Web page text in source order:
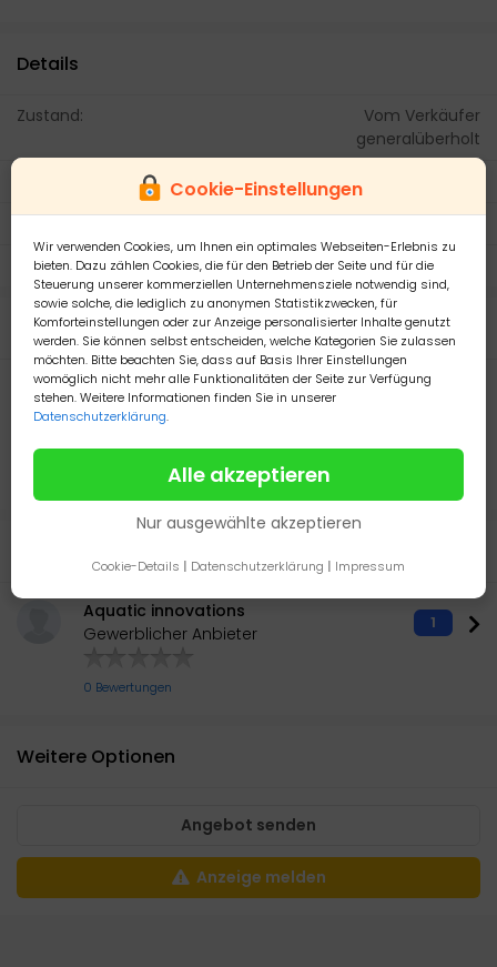
Cookie-Einstellungen
Wir verwenden Cookies, um Ihnen ein optimales Webseiten-Erlebnis zu
bieten. Dazu zählen Cookies, die für den Betrieb der Seite und für die
Steuerung unserer kommerziellen Unternehmensziele notwendig sind,
sowie solche, die lediglich zu anonymen Statistikzwecken, für
Komforteinstellungen oder zur Anzeige personalisierter Inhalte genutzt
werden. Sie können selbst entscheiden, welche Kategorien Sie zulassen
möchten. Bitte beachten Sie, dass auf Basis Ihrer Einstellungen
womöglich nicht mehr alle Funktionalitäten der Seite zur Verfügung
stehen. Weitere Informationen finden Sie in unserer
Datenschutzerklärung.
Alle akzeptieren
Nur ausgewählte akzeptieren
Cookie-Details | Datenschutzerklärung | Impressum
Details
Zustand:
Vom Verkäufer
generalüberholt
Zahlen mit PayPal:
Ja, akzeptiere PayPal
Beschreibung
Befreien Sie Ihr Aquarium von Glasrosen mit diesen in
Deutschland gezüchteten Berghia-Schnecken in
andere Korallen. Kontaktieren Sie uns für weitere
Aquatic innovations
Gewerblicher Anbieter
0 Bewertungen
1
Weitere Optionen
Angebot senden
Anzeige melden